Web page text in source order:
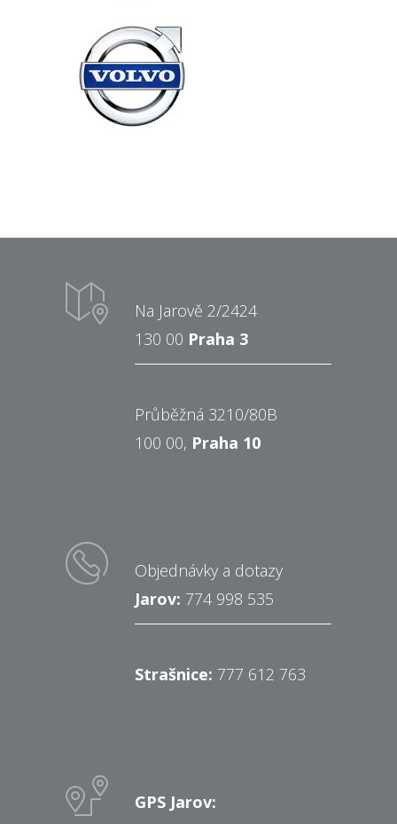
Na Jarově 2/2424
130 00 Praha 3
Průběžná 3210/80B
100 00, Praha 10
Objednávky a dotazy
Jarov: 774 998 535
Strašnice: 777 612 763
GPS Jarov: